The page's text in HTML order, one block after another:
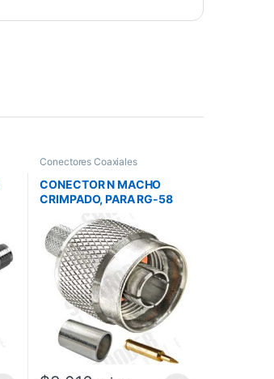
Conectores Coaxiales
CONECTOR N MACHO
CRIMPADO, PARA RG-58